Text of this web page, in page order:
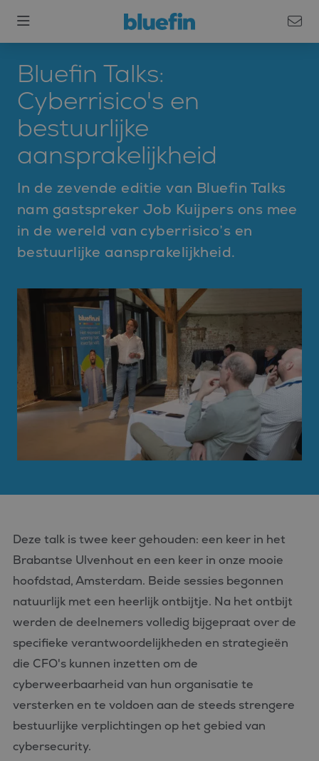
Bluefin Talks:
Cyberrisico's en
bestuurlijke
aansprakelijkheid
In de zevende editie van Bluefin Talks
nam gastspreker Job Kuijpers ons mee
in de wereld van cyberrisico’s en
bestuurlijke aansprakelijkheid.
Deze talk is twee keer gehouden: een keer in het
Brabantse Ulvenhout en een keer in onze mooie
hoofdstad, Amsterdam. Beide sessies begonnen
natuurlijk met een heerlijk ontbijtje. Na het ontbijt
werden de deelnemers volledig bijgepraat over de
specifieke verantwoordelijkheden en strategieën
die CFO's kunnen inzetten om de
cyberweerbaarheid van hun organisatie te
versterken en te voldoen aan de steeds strengere
bestuurlijke verplichtingen op het gebied van
cybersecurity.